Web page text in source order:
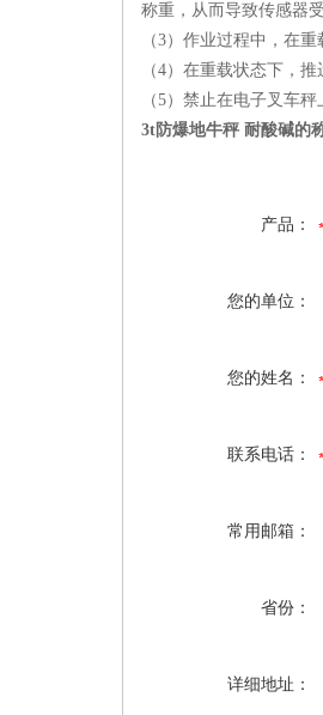
称重，从而导致传感器
（3）作业过程中，在
（4）在重载状态下，
（5）禁止在电子叉车
3t防爆地牛秤 耐酸碱的
产品：
您的单位：
您的姓名：
联系电话：
常用邮箱：
省份：
详细地址：